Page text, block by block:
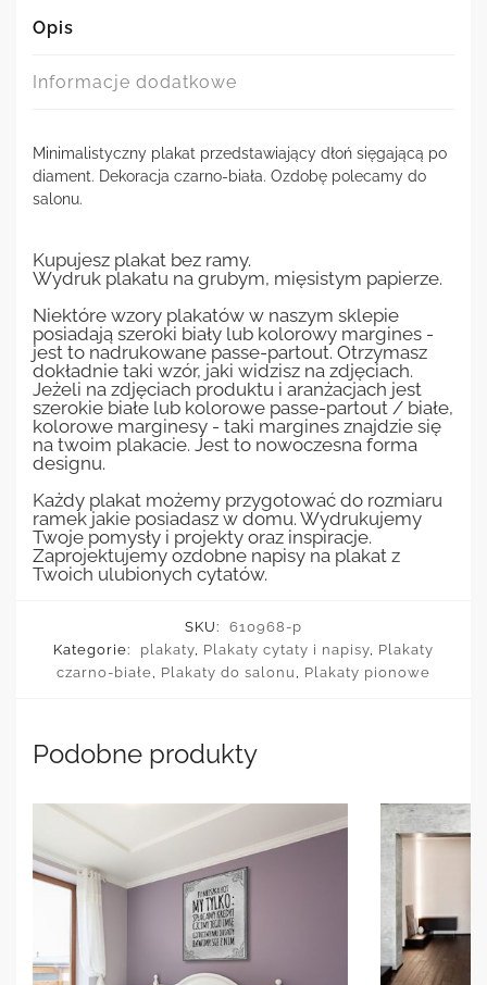
Opis
Informacje dodatkowe
Minimalistyczny plakat przedstawiający dłoń sięgającą po
diament. Dekoracja czarno-biała. Ozdobę polecamy do
salonu.
Kupujesz plakat bez ramy.
Wydruk plakatu na grubym, mięsistym papierze.
Niektóre wzory plakatów w naszym sklepie
posiadają szeroki biały lub kolorowy margines -
jest to nadrukowane passe-partout. Otrzymasz
dokładnie taki wzór, jaki widzisz na zdjęciach.
Jeżeli na zdjęciach produktu i aranżacjach jest
szerokie białe lub kolorowe passe-partout / białe,
kolorowe marginesy - taki margines znajdzie się
na twoim plakacie. Jest to nowoczesna forma
designu.
Każdy plakat możemy przygotować do rozmiaru
ramek jakie posiadasz w domu. Wydrukujemy
Twoje pomysły i projekty oraz inspiracje.
Zaprojektujemy ozdobne napisy na plakat z
Twoich ulubionych cytatów.
SKU:
610968-p
Kategorie:
plakaty, Plakaty cytaty i napisy, Plakaty
czarno-białe, Plakaty do salonu , Plakaty pionowe
Podobne produkty